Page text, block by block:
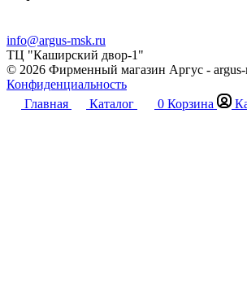
info@argus-msk.ru
ТЦ "Каширский двор-1"
© 2026 Фирменный магазин Аргус - argus-
Конфиденциальность
Главная
Каталог 0 Корзина